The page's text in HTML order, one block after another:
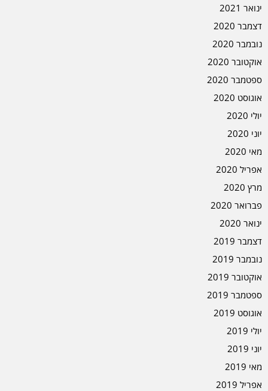
ינואר 2021
דצמבר 2020
נובמבר 2020
אוקטובר 2020
ספטמבר 2020
אוגוסט 2020
יולי 2020
יוני 2020
מאי 2020
אפריל 2020
מרץ 2020
פברואר 2020
ינואר 2020
דצמבר 2019
נובמבר 2019
אוקטובר 2019
ספטמבר 2019
אוגוסט 2019
יולי 2019
יוני 2019
מאי 2019
אפריל 2019